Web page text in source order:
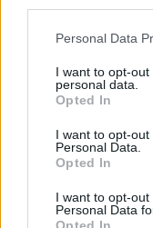
Personal Data
I want to opt-
personal data.
Opted In
I want to opt-
Personal Data.
Opted In
I want to opt-
Personal Data
Mikor lesz a
olimpia?